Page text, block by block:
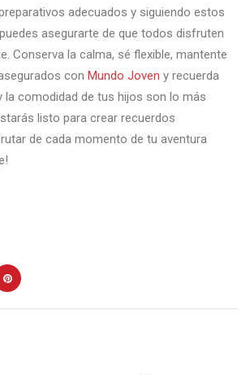
adecuados y siguiendo estos
asegurarte de que todos disfruten
Conserva la calma, sé flexible, mantente
con Mundo Joven y recuerda
la comodidad de tus hijos son lo más
listo para crear recuerdos
de cada momento de tu aventura